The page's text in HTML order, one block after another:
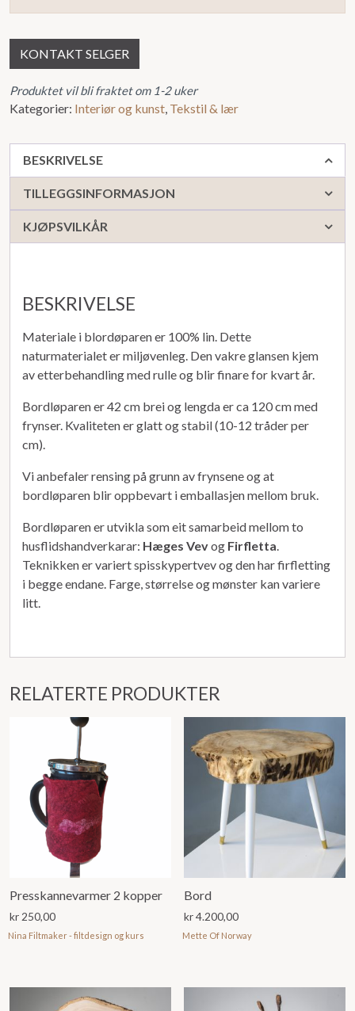
KONTAKT SELGER
Produktet vil bli fraktet om 1-2 uker
Kategorier: Interiør og kunst, Tekstil & lær
BESKRIVELSE
TILLEGGSINFORMASJON
KJØPSVILKÅR
BESKRIVELSE
Materiale i blordøparen er 100% lin. Dette
naturmaterialet er miljøvenleg. Den vakre glansen kjem
av etterbehandling med rulle og blir finare for kvart år.
Bordløparen er 42 cm brei og lengda er ca 120 cm med
frynser. Kvaliteten er glatt og stabil (10-12 tråder per
cm).
Vi anbefaler rensing på grunn av frynsene og at
bordløparen blir oppbevart i emballasjen mellom bruk.
Bordløparen er utvikla som eit samarbeid mellom to
husflidshandverkarar: Hæges Vevog Firfletta.
Teknikken er variert spisskypertvev og den har firfletting
i begge endane. Farge, størrelse og mønster kan variere
litt.
RELATERTE PRODUKTER
Presskannevarmer 2 kopper
kr 250,00
Nina Filtmaker - filtdesign og kurs
Bord
kr4.200,00
Mette Of Norway